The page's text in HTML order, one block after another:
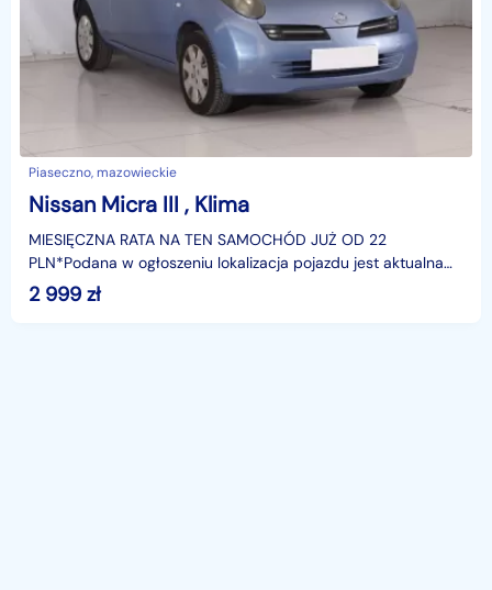
Piaseczno, mazowieckie
Nissan Micra III , Klima
MIESIĘCZNA RATA NA TEN SAMOCHÓD JUŻ OD 22
PLN*Podana w ogłoszeniu lokalizacja pojazdu jest aktualna
na dzień wystawienia ogłoszenia. Przed przyjazdem do
salonu
2 999 zł